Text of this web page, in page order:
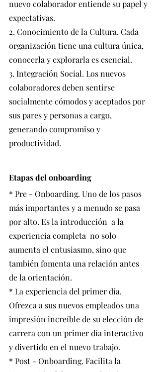
nuevo colaborador entiende su papel y
expectativas.
2. Conocimiento de la Cultura. Cada
organización tiene una cultura única,
conocerla y explorarla es esencial.
3. Integración Social. Los nuevos
colaboradores deben sentirse
socialmente cómodos y aceptados por
sus pares y personas a cargo,
generando compromiso y
productividad.
Etapas del onboarding
* Pre - Onboarding. Uno de los pasos
más importantes y a menudo se pasa
por alto. Es la introducción  a la
experiencia completa  no solo
aumenta el entusiasmo, sino que
también fomenta una relación antes
de la orientación.
* La experiencia del primer día.
Ofrezca a sus nuevos empleados una
impresión increíble de su elección de
carrera con un primer día interactivo
y divertido en el nuevo trabajo.
* Post - Onboarding. Facilita la